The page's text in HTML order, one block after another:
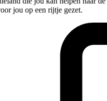
jou op een rijtje gezet.